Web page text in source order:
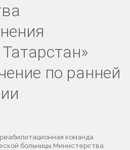
по ранней
команда
больницы Министерства